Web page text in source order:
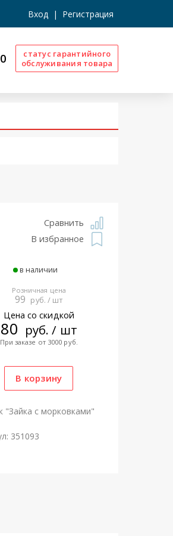
Вход | Регистрация
статус гарантийного
обслуживания товара
Сравнить
В избранное
в наличии
Розничная цена
99 руб. / шт
Цена со скидкой
80 руб. / шт
При заказе от 3000 руб.
"Зайка с морковками"
351093